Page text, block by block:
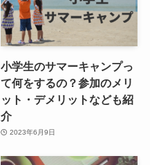
小学生のサマーキャンプっ
て何をするの？参加のメリ
ット・デメリットなども紹
介
2023年6月9日